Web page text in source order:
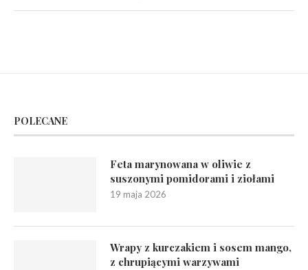
POLECANE
Feta marynowana w oliwie z
suszonymi pomidorami i ziołami
19 maja 2026
Wrapy z kurczakiem i sosem mango,
z chrupiącymi warzywami